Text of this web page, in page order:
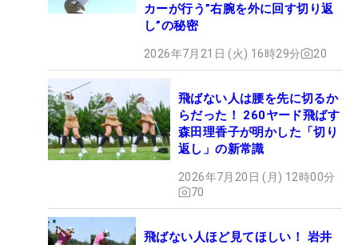
カーが行う”右腕を外に回す切り返
し”の秘密
2026年7月21日 (火) 16時29分 20
飛ばない人は腰を先に切るか
らだった！ 260ヤード飛ばす
森田理香子が明かした「切り
返し」の新常識
2026年7月20日 (月) 12時00分
70
飛ばない人ほど見てほしい！ 岩井